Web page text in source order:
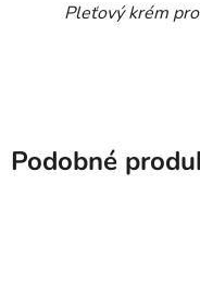
Pleťový krém
Podobné